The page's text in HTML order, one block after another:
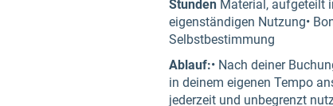
Stunden Material, aufgeteilt
eigenständigen Nutzung•
Selbstbestimmung
Ablauf:• Nach deiner
in deinem eigenen Tempo
jederzeit und unbegrenzt